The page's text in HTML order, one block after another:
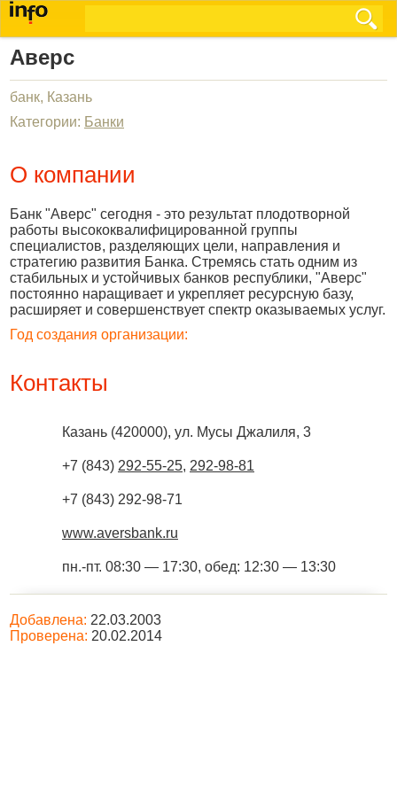
Аверс
банк, Казань
Категории: Банки
О компании
Банк "Аверс" сегодня - это результат плодотворной
работы высококвалифицированной группы
специалистов, разделяющих цели, направления и
стратегию развития Банка. Стремясь стать одним из
стабильных и устойчивых банков республики, "Аверс"
постоянно наращивает и укрепляет ресурсную базу,
расширяет и совершенствует спектр оказываемых услуг.
Год создания организации:
Контакты
Казань (420000), ул. Мусы Джалиля, 3
+7 (843) 292-55-25, 292-98-81
+7 (843) 292-98-71
www.aversbank.ru
пн.-пт. 08:30 — 17:30, обед: 12:30 — 13:30
Добавлена: 22.03.2003
Проверена: 20.02.2014